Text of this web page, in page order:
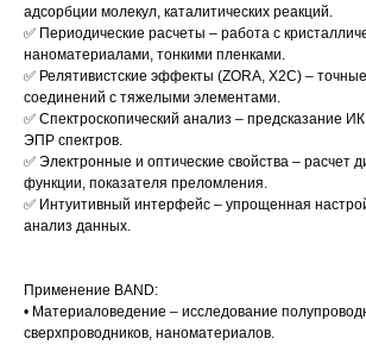
адсорбции молекул, каталитических реакций.
✅ Периодические расчеты – работа с
наноматериалами, тонкими пленками.
✅ Релятивистские эффекты (ZORA, X2C) –
соединений с тяжелыми элементами.
✅ Спектроскопический анализ – предсказание
ЭПР спектров.
✅ Электронные и оптические свойства – расчет
функции, показателя преломления.
✅ Интуитивный интерфейс – упрощенная
анализ данных.
Применение BAND:
• Материаловедение – исследование
сверхпроводников, наноматериалов.